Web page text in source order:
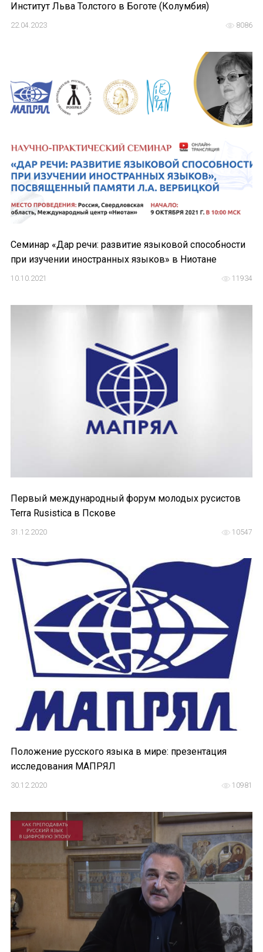
«Вопросы русского языка в юридических
Конференция по переводу в Малаге
«Дар речи: развитие языковой способности
Год Ф.М. Достоевского: обзор
Форум в Гаване «Русская литература в
Мобильное приложение TORFL GO
БИБЛИОТЕКА МАПРЯЛ
+7 953 347-74-80
Институт Льва Толстого в Боготе (Колумбия)
8086
22.04.2023
Семинар «Дар речи: развитие языковой способности
при изучении иностранных языков» в Ниотане
11934
10.10.2021
Первый международный форум молодых русистов
Terra Rusistica в Пскове
10547
31.12.2020
Положение русского языка в мире: презентация
исследования МАПРЯЛ
10981
30.12.2020